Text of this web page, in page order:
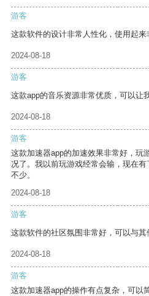
游客
这款软件的设计非常人性化，使用起来
2024-08-18
游客
这款app的音乐资源非常优质，可以让
2024-08-18
游客
这款加速器app的加速效果非常好，玩
况了。我以前玩游戏经常会输，现在
不少。
2024-08-18
游客
这款软件的社区氛围非常好，可以与其
2024-08-18
游客
这款加速器app的操作有点复杂，可以